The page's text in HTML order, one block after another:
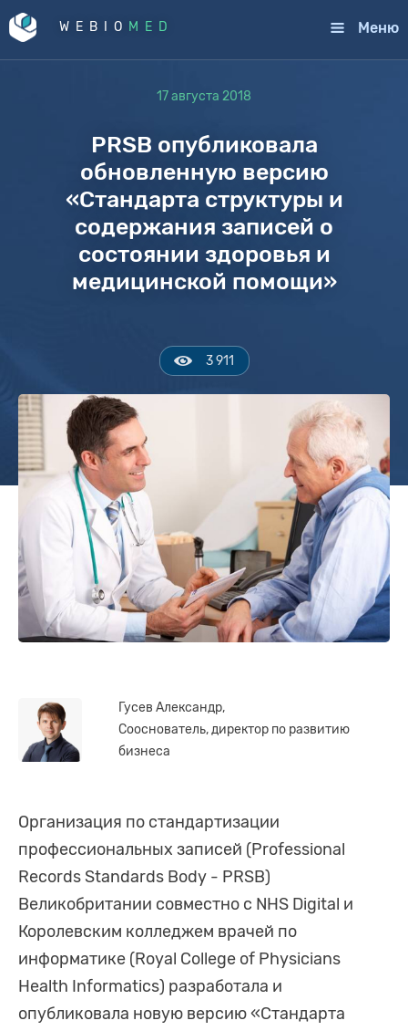
WEBIO MED Меню
17 августа 2018
PRSB опубликовала
обновленную версию
«Стандарта структуры и
содержания записей о
состоянии здоровья и
медицинской помощи»
3 911
Гусев Александр,
Сооснователь, директор по развитию
бизнеса
Организация по стандартизации
профессиональных записей (Professional
Records Standards Body - PRSB)
Великобритании совместно с NHS Digital и
Королевским колледжем врачей по
информатике (Royal College of Physicians
Health Informatics) разработала и
опубликовала новую версию «Стандарта